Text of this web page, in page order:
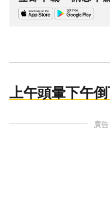
上午頭暈下午
廣